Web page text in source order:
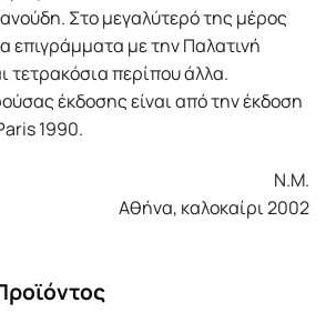
Στο μεγαλύτερό της μέρος
επιγράμματα με την Παλατινή
τετρακόσια περίπου άλλα.
έκδοσης είναι από την έκδοση
1990.
Ν.Μ.
Αθήνα, καλοκαίρι 2002